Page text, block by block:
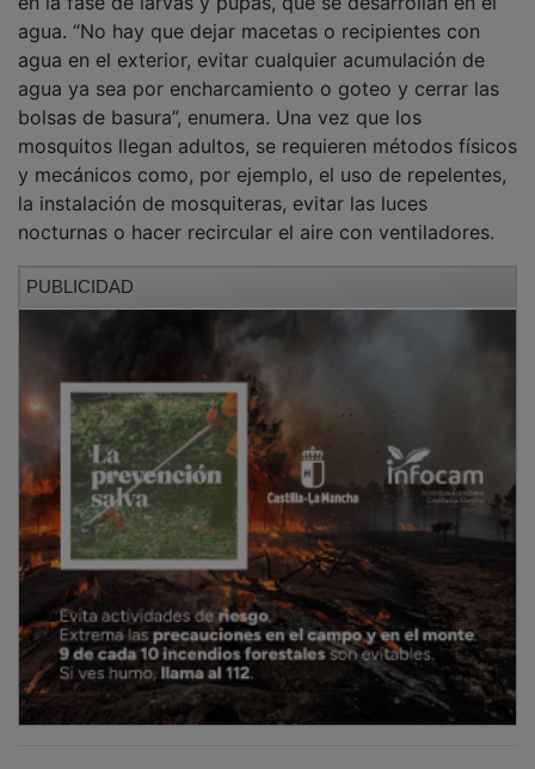
agua. “No hay que dejar macetas o recipientes con
agua en el exterior, evitar cualquier acumulación de
agua ya sea por encharcamiento o goteo y cerrar las
bolsas de basura”, enumera. Una vez que los
mosquitos llegan adultos, se requieren métodos físicos
y mecánicos como, por ejemplo, el uso de repelentes,
la instalación de mosquiteras, evitar las luces
nocturnas o hacer recircular el aire con ventiladores.